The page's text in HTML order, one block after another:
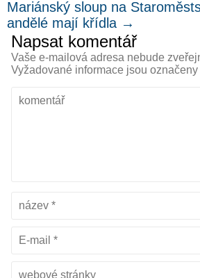
Mariánský sloup na
andělé mají křídla →
Napsat komentář
Vaše e-mailová adresa nebude
Vyžadované informace jsou označeny